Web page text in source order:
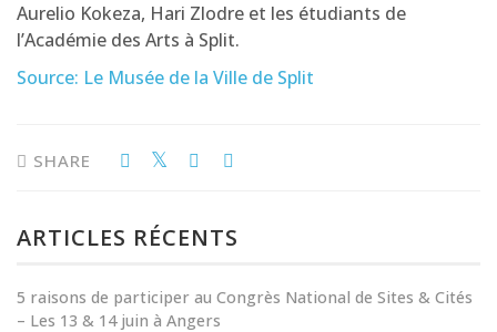
Aurelio Kokeza, Hari Zlodre et les étudiants de
l’Académie des Arts à Split.
Source: Le Musée de la Ville de Split
SHARE
ARTICLES RÉCENTS
5 raisons de participer au Congrès National de Sites & Cités
– Les 13 & 14 juin à Angers